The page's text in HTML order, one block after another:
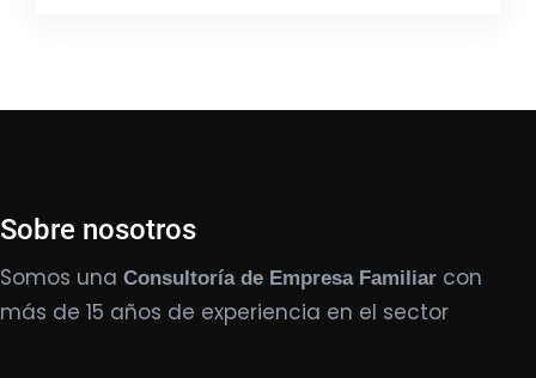
Sobre nosotros
Somos una Consultoría de Empresa Familiar con
más de 15 años de experiencia en el sector